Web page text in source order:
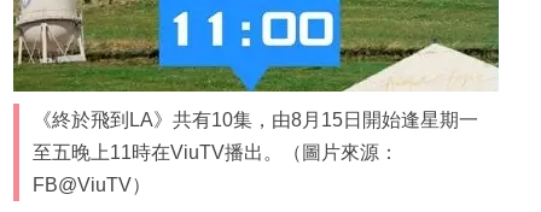
《終於飛到LA》共有10集，由8月15日開始逢星期一
至五晚上11時在ViuTV播出。（圖片來源：
FB@ViuTV）